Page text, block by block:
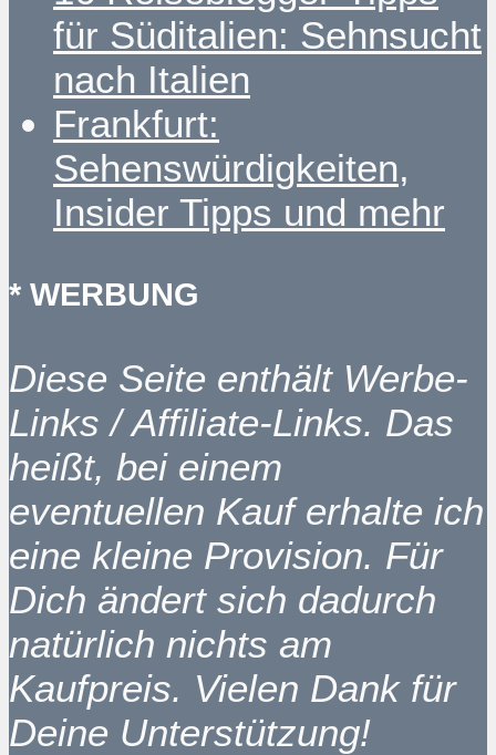
für Süditalien: Sehnsucht
nach Italien
Frankfurt:
Sehenswürdigkeiten,
Insider Tipps und mehr
* WERBUNG
Diese Seite enthält Werbe-
Links / Affiliate-Links. Das
heißt, bei einem
eventuellen Kauf erhalte ich
eine kleine Provision. Für
Dich ändert sich dadurch
natürlich nichts am
Kaufpreis. Vielen Dank für
Deine Unterstützung!